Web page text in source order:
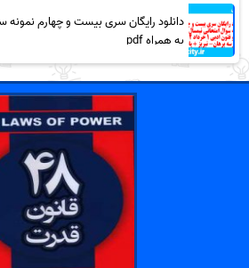
دانلود رایگان سری بیست و چهارم
به همراه pdf